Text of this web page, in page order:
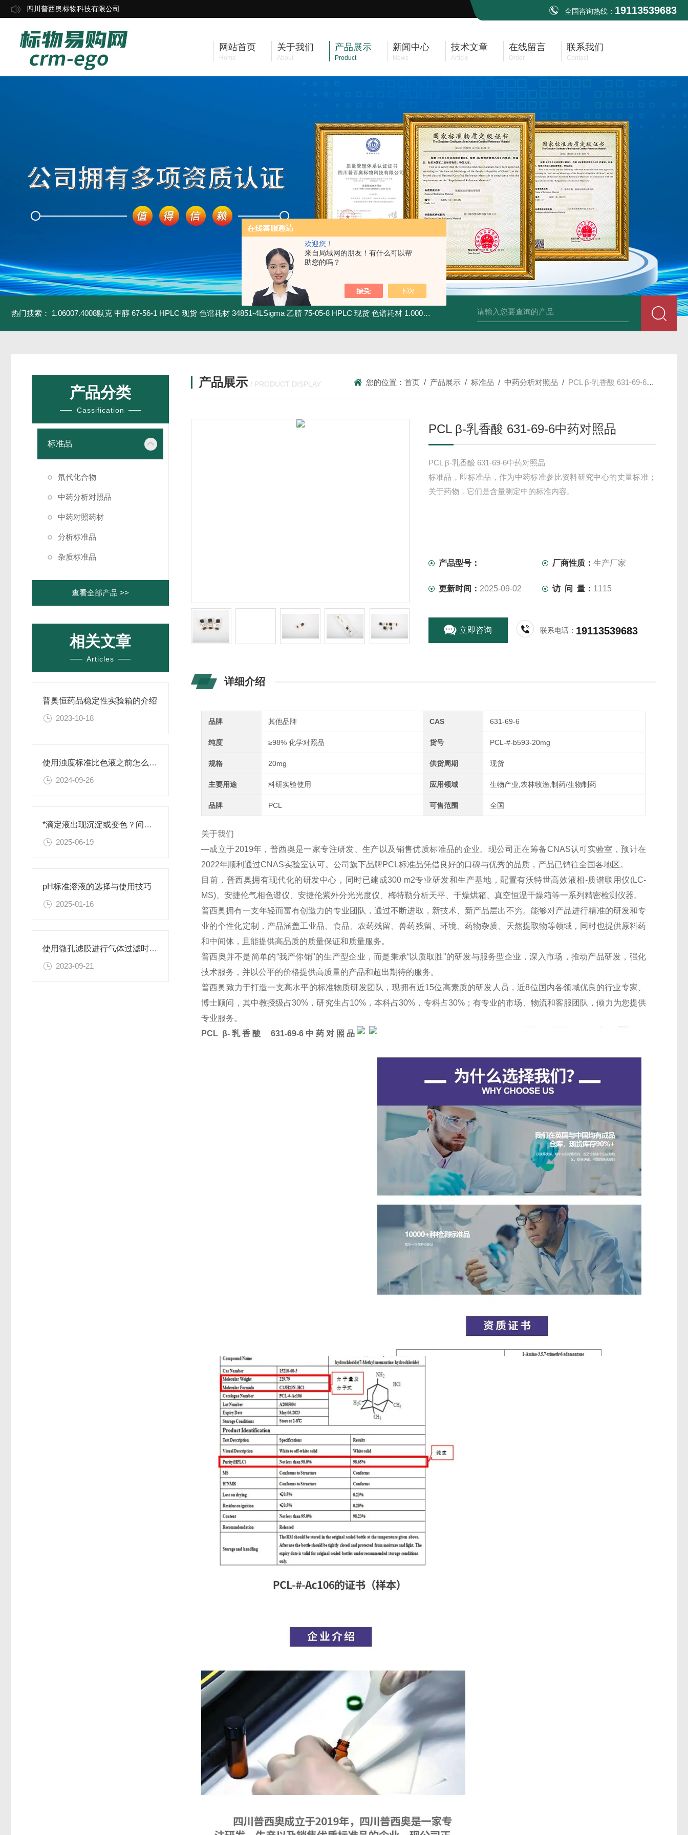
欢迎您！
来自局域网的朋友！有什么可以帮
助您的吗？
四川普西奥标物科技有限公司 全国咨询热线： 19113539683
网站首页
Home
关于我们
About
产品展示
Product
新闻中心
News
技术文章
Article
在线留言
Order
联系我们
Contact
热门搜索： 1.06007.4008默克 甲醇 67-56-1 HPLC 现货 色谱耗材 34851-4LSigma 乙腈 75-05-8 HPLC 现货 色谱耗材 1.00030.4008默克 乙腈 75-05-8 HPLC 现货 色谱耗材 34860-4L-Rsigma 甲醇 67-
产品分类
Cassification
标准品
氘代化合物
中药分析对照品
中药对照药材
分析标准品
杂质标准品
查看全部产品 >>
相关文章
Articles
普奥恒药品稳定性实验箱的介绍
2023-10-18
使用浊度标准比色液之前怎么可以不了解这些！
2024-09-26
*滴定液出现沉淀或变色？问题排查与解决
2025-06-19
pH标准溶液的选择与使用技巧
2025-01-16
使用微孔滤膜进行气体过滤时，有哪些注意事项和常见问题需要关注？
2023-09-21
产品展示 / PRODUCT DISPLAY 您的位置：首页 / 产品展示 /标准品 /中药分析对照品 / PCL β-乳香酸 631-69-6中药对照品
PCL β-乳香酸 631-69-6中药对照品
PCL β-乳香酸 631-69-6中药对照品
标准品，即标准品，作为中药标准参比资料研究中心的丈量标准；
关于药物，它们是含量测定中的标准内容。
产品型号： 厂商性质：生产厂家
更新时间： 2025-09-02 访 问 量： 1115
立即咨询 联系电话： 19113539683
详细介绍
品牌 其他品牌 CAS 631-69-6
纯度 ≥98% 化学对照品 货号 PCL-#-b593-20mg
规格 20mg 供货周期 现货
主要用途 科研实验使用 应用领域 生物产业,农林牧渔,制药/生物制药
品牌 PCL 可售范围 全国
关于我们
—成立于2019年，普西奥是一家专注研发、生产以及销售优质标准品的企业。现公司正在筹备CNAS认可实验室，预计在
2022年顺利通过CNAS实验室认可。公司旗下品牌PCL标准品凭借良好的口碑与优秀的品质，产品已销往全国各地区。
目前，普西奥拥有现代化的研发中心，同时已建成300 m2专业研发和生产基地，配置有沃特世高效液相-质谱联用仪(LC-
MS)、安捷伦气相色谱仪、安捷伦紫外分光光度仪、梅特勒分析天平、干燥烘箱、真空恒温干燥箱等一系列精密检测仪器。
普西奥拥有一支年轻而富有创造力的专业团队，通过不断进取，新技术、新产品层出不穷。能够对产品进行精准的研发和专
业的个性化定制，产品涵盖工业品、食品、农药残留、兽药残留、环境、药物杂质、天然提取物等领域，同时也提供原料药
和中间体，且能提供高品质的质量保证和质量服务。
普西奥并不是简单的“我产你销"的生产型企业，而是秉承“以质取胜"的研发与服务型企业，深入市场，推动产品研发，强化
技术服务，并以公平的价格提供高质量的产品和超出期待的服务。
普西奥致力于打造一支高水平的标准物质研发团队，现拥有近15位高素质的研发人员，近8位国内各领域优良的行业专家、
博士顾问，其中教授级占30%，研究生占10%，本科占30%，专科占30%；有专业的市场、物流和客服团队，倾力为您提供
专业服务。
PCL β-乳香酸 631-69-6 中药对照品